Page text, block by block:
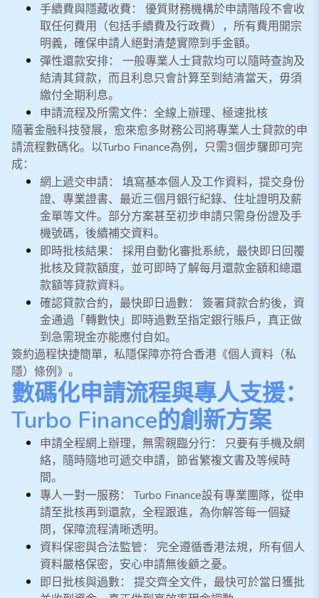
手續費與隱藏收費： 優質財務機構於申請階段不會收
取任何費用（包括手續費及行政費），所有費用開宗
明義，確保申請人絕對清楚實際到手金額。
彈性還款安排： 一般專業人士貸款均可以隨時查詢及
結清其貸款，而且利息只會計算至到結清當天，毋須
繳付全期利息。
申請流程及所需文件：全線上辦理、極速批核
隨著金融科技發展，愈來愈多財務公司將專業人士貸款的申
請流程數碼化。以Turbo Finance為例，只需3個步驟即可完
成：
網上遞交申請： 填寫基本個人及工作資料，提交身份
證、專業證書、最近三個月銀行紀錄、住址證明及薪
金單等文件。部分方案甚至初步申請只需身份證及手
機號碼，後續補交資料。
即時批核結果： 採用自動化審批系統，最快即日回覆
批核及貸款額度，並可即時了解每月還款金額和總還
款額等貸款資料。
確認貸款合約，最快即日過數： 簽署貸款合約後，資
金通過「轉數快」即時過數至指定銀行賬戶，真正做
到急需現金亦能應付自如。
簽約過程快捷簡單，私隱保障亦符合香港《個人資料（私
隱）條例》。
數碼化申請流程與專人支援：
Turbo Finance的創新方案
申請全程網上辦理，無需親臨分行： 只要有手機及網
絡，隨時隨地可遞交申請，節省繁複文書及等候時
間。
專人一對一服務： Turbo Finance設有專業團隊，從申
請至批核再到還款，全程跟進，為你解答每一個疑
問，保障流程清晰透明。
資料保密與合法監管： 完全遵循香港法規，所有個人
資料嚴格保密，安心申請無後顧之憂。
即日批核與過數： 提交齊全文件，最快可於當日獲批